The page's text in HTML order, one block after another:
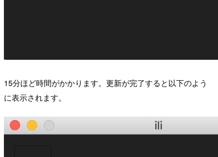
15分ほど時間がかかります。更新が完了すると以下のよう
に表示されます。